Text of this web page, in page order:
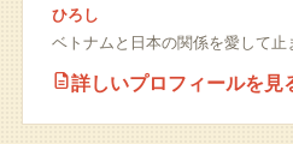
ひろし
ベトナムと日本の関係を愛して止
詳しいプロフィールを見